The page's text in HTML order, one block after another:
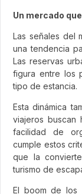
Un mercado
Las señales del
una tendencia
Las reservas
figura entre los
tipo de estancia.
Esta dinámica
viajeros buscan
facilidad de
cumple estos
que la
turismo de
El boom de los